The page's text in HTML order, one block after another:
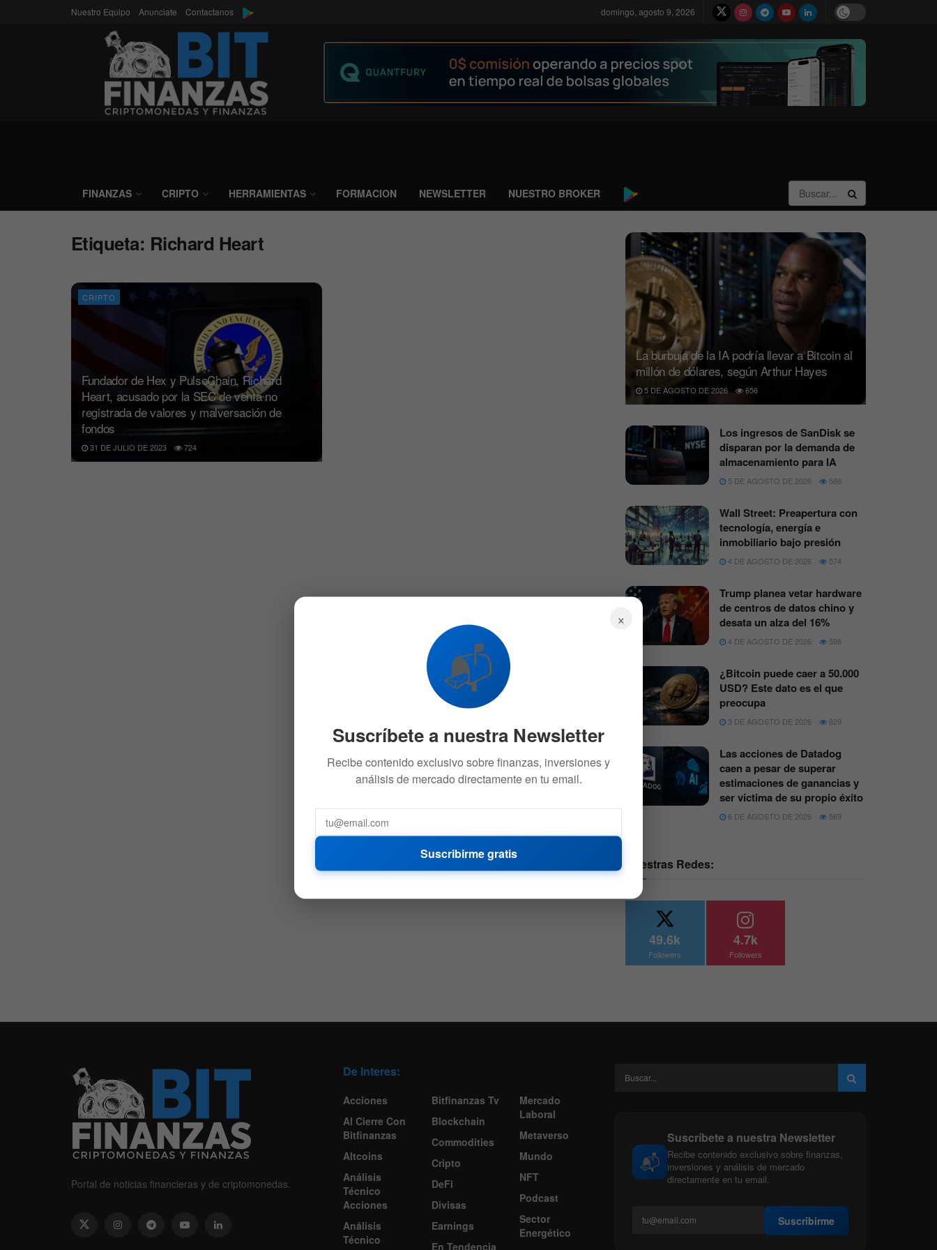
Nuestro Equipo Anunciate Contactanos domingo, agosto 9, 2026
FINANZAS CRIPTO HERRAMIENTAS FORMACION NEWSLETTER NUESTRO BROKER
Etiqueta: Richard Heart
CRIPTO
Fundador de Hex y PulseChain, Richard
Heart, acusado por la SEC de venta no
registrada de valores y malversación de
fondos
31 DE JULIO DE 2023 724
La burbuja de la IA podría llevar a Bitcoin al
millón de dólares, según Arthur Hayes
5 DE AGOSTO DE 2026 656
Los ingresos de SanDisk se
disparan por la demanda de
almacenamiento para IA
5 DE AGOSTO DE 2026 586
Wall Street: Preapertura con
tecnología, energía e
inmobiliario bajo presión
4 DE AGOSTO DE 2026 574
Trump planea vetar hardware
de centros de datos chino y
desata un alza del 16%
4 DE AGOSTO DE 2026 598
¿Bitcoin puede caer a 50.000
USD? Este dato es el que
preocupa
3 DE AGOSTO DE 2026 629
Las acciones de Datadog
caen a pesar de superar
estimaciones de ganancias y
ser víctima de su propio éxito
6 DE AGOSTO DE 2026 569
Nuestras Redes:
49.6k
Followers
4.7k
Followers
Portal de noticias financieras y de criptomonedas.
De Interes:
Acciones
Al Cierre Con
Bitfinanzas
Altcoins
Análisis
Técnico
Acciones
Análisis
Técnico
Bitfinanzas Tv
Blockchain
Commodities
Cripto
DeFi
Divisas
Earnings
En Tendencia
Mercado
Laboral
Metaverso
Mundo
NFT
Podcast
Sector
Energético
📬
Suscríbete a nuestra Newsletter
Recibe contenido exclusivo sobre finanzas,
inversiones y análisis de mercado
directamente en tu email.
Suscribirme
×
📬
Suscríbete a nuestra Newsletter
Recibe contenido exclusivo sobre finanzas, inversiones y
análisis de mercado directamente en tu email.
Suscribirme gratis